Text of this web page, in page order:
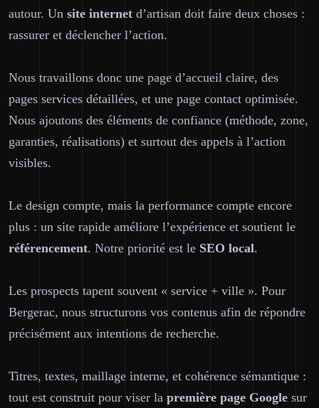
autour. Un site internet d’artisan doit faire deux choses :
rassurer et déclencher l’action.
Nous travaillons donc une page d’accueil claire, des
pages services détaillées, et une page contact optimisée.
Nous ajoutons des éléments de confiance (méthode, zone,
garanties, réalisations) et surtout des appels à l’action
visibles.
Le design compte, mais la performance compte encore
plus : un site rapide améliore l’expérience et soutient le
référencement. Notre priorité est le SEO local.
Les prospects tapent souvent « service + ville ». Pour
Bergerac, nous structurons vos contenus afin de répondre
précisément aux intentions de recherche.
Titres, textes, maillage interne, et cohérence sémantique :
tout est construit pour viser la première page Google sur